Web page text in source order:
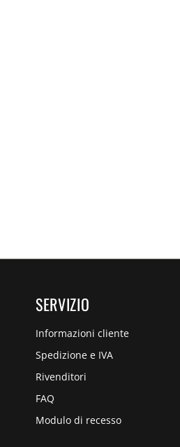
SERVIZIO
Informazioni cliente
Spedizione e IVA
Rivenditori
FAQ
Modulo di recesso